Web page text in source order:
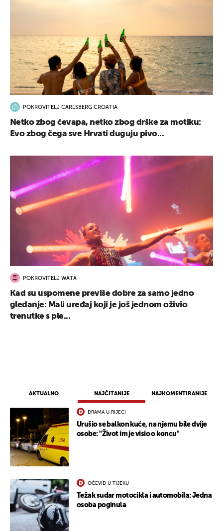
AKTUALNO NAJČITANIJE NAJKOMENTIRANIJE
DRAMA U RIJECI
Urušio se balkon kuće, na njemu bile dvije
osobe: "Život im je visio o koncu"
OČEVID U TIJEKU
Težak sudar motocikla i automobila: Jedna
osoba poginula
POKROVITELJ CARLSBERG CROATIA
Netko zbog ćevapa, netko zbog drške za motiku:
Evo zbog čega sve Hrvati duguju pivo...
POKROVITELJ WATA
Kad su uspomene previše dobre za samo jedno
gledanje: Mali uređaj koji je još jednom oživio
trenutke s ple...